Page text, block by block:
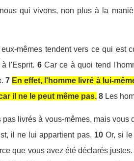
qui vivons, non plus à la
mêmes tendent vers ce qui
l'Esprit. 6 Car ce à quoi tend
7 En effet, l'homme livré à lui-
il ne le peut même pas. 8 Les
pas livrés à vous-mêmes, mais
il ne lui appartient pas. 10 Or, si
que vous avez été déclarés justes.